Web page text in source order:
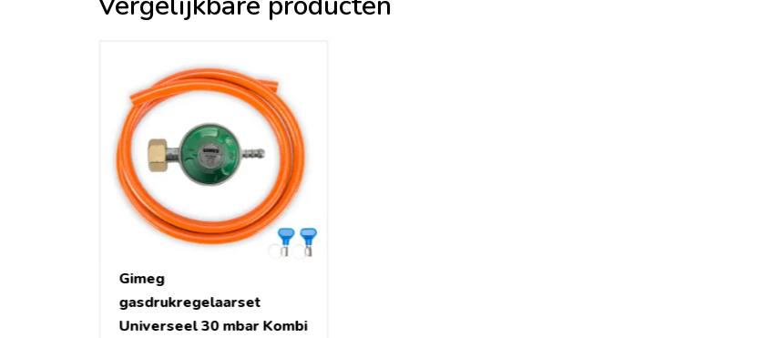
Gimeg
gasdrukregelaarset
Universeel 30 mbar Kombi